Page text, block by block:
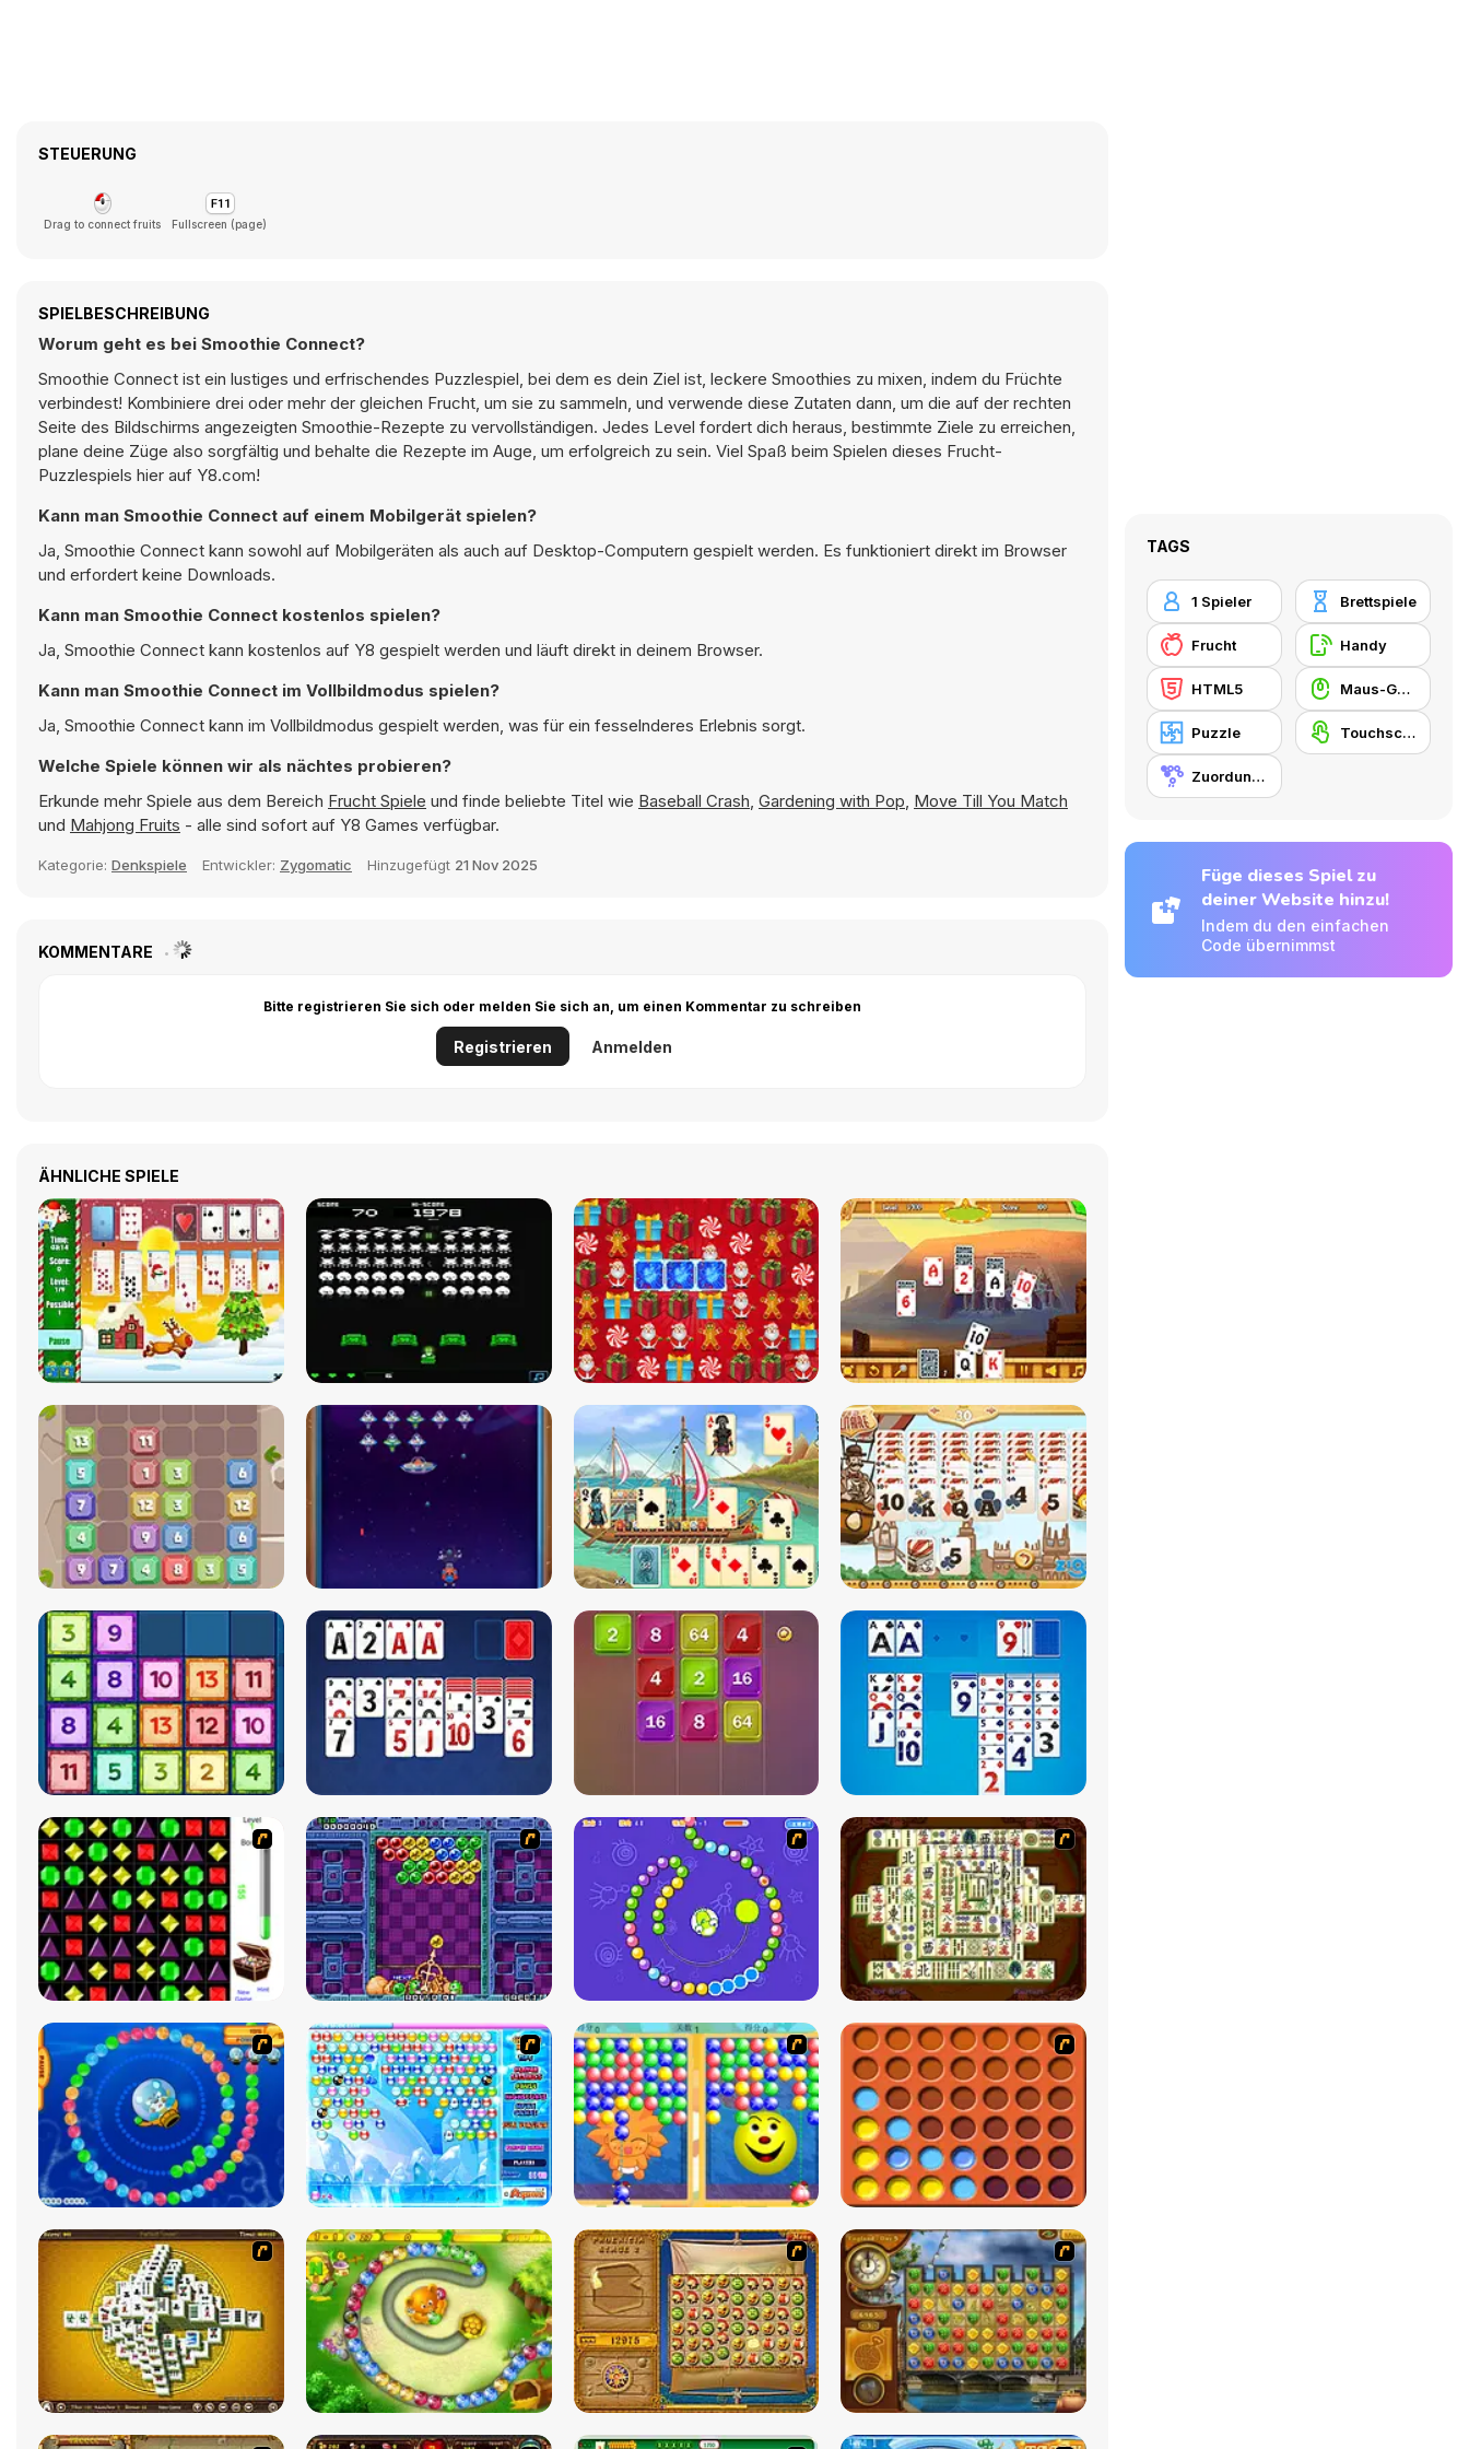
STEUERUNG
Drag to connect fruits Fullscreen (page)
SPIELBESCHREIBUNG
Worum geht es bei Smoothie Connect?
Smoothie Connect ist ein lustiges und erfrischendes Puzzlespiel, bei dem es dein Ziel ist, leckere Smoothies zu mixen, indem du Früchte
verbindest! Kombiniere drei oder mehr der gleichen Frucht, um sie zu sammeln, und verwende diese Zutaten dann, um die auf der rechten
Seite des Bildschirms angezeigten Smoothie-Rezepte zu vervollständigen. Jedes Level fordert dich heraus, bestimmte Ziele zu erreichen,
plane deine Züge also sorgfältig und behalte die Rezepte im Auge, um erfolgreich zu sein. Viel Spaß beim Spielen dieses Frucht-
Puzzlespiels hier auf Y8.com!
Kann man Smoothie Connect auf einem Mobilgerät spielen?
Ja, Smoothie Connect kann sowohl auf Mobilgeräten als auch auf Desktop-Computern gespielt werden. Es funktioniert direkt im Browser
und erfordert keine Downloads.
Kann man Smoothie Connect kostenlos spielen?
Ja, Smoothie Connect kann kostenlos auf Y8 gespielt werden und läuft direkt in deinem Browser.
Kann man Smoothie Connect im Vollbildmodus spielen?
Ja, Smoothie Connect kann im Vollbildmodus gespielt werden, was für ein fesselnderes Erlebnis sorgt.
Welche Spiele können wir als nächtes probieren?
Erkunde mehr Spiele aus dem Bereich Frucht Spiele und finde beliebte Titel wie Baseball Crash, Gardening with Pop, Move Till You Match
und Mahjong Fruits - alle sind sofort auf Y8 Games verfügbar.
Kategorie: Denkspiele Entwickler: Zygomatic Hinzugefügt 21 Nov 2025
KOMMENTARE
Bitte registrieren Sie sich oder melden Sie sich an, um einen Kommentar zu schreiben
Registrieren Anmelden
ÄHNLICHE SPIELE
TAGS
1 Spieler Brettspiele
Frucht Handy
HTML5 Maus-Geschicklichkeit
Puzzle Touchscreen
Zuordungsspiel
Füge dieses Spiel zu
deiner Website hinzu!
Indem du den einfachen
Code übernimmst